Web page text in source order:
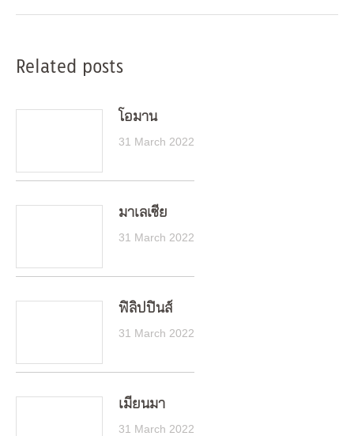
Related posts
โอมาน
31 March 2022
มาเลเซีย
31 March 2022
ฟิลิปปินส์
31 March 2022
เมียนมา
31 March 2022